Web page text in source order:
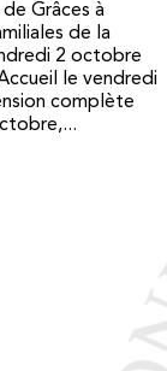
Grâces à
de la
2 octobre
le vendredi
complète